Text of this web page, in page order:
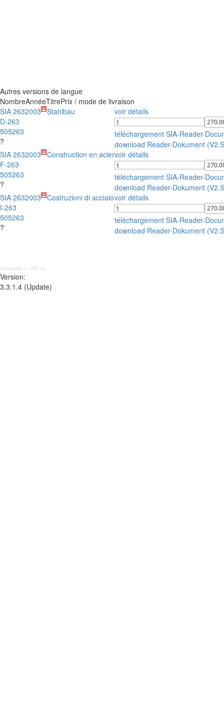
Autres versions de langue
NombreAnnéeTitrePrix / mode de livraison
SIA 263
D-263
505263
?
2003 Stahlbau voir détails
téléchargement SIA-Reader-
download Reader-Dokument
SIA 263
F-263
505263
?
2003 Construction en aciervoir détails
téléchargement SIA-Reader-
download Reader-Dokument
SIA 263
I-263
505263
?
2003 Costruzioni di acciaiovoir détails
téléchargement SIA-Reader-
download Reader-Dokument
Aufbereitet in: 294 ms;
Version:
3.3.1.4 (Update)